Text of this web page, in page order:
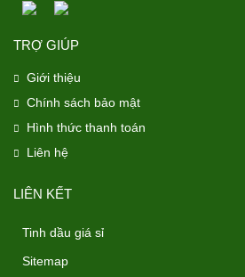
TRỢ GIÚP
Giới thiệu
Chính sách bảo mật
Hình thức thanh toán
Liên hệ
LIÊN KẾT
Tinh dầu giá sỉ
Sitemap